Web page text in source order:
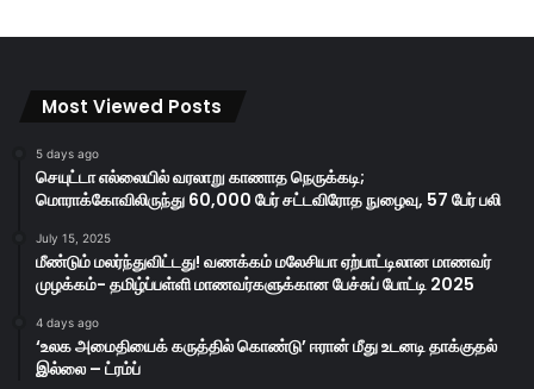
Most Viewed Posts
5 days ago
செயுட்டா எல்லையில் வரலாறு காணாத நெருக்கடி;
மொராக்கோவிலிருந்து 60,000 பேர் சட்டவிரோத நுழைவு, 57 பேர் பலி
July 15, 2025
மீண்டும் மலர்ந்துவிட்டது! வணக்கம் மலேசியா ஏற்பாட்டிலான மாணவர்
முழக்கம்- தமிழ்ப்பள்ளி மாணவர்களுக்கான பேச்சுப் போட்டி 2025
4 days ago
‘உலக அமைதியைக் கருத்தில் கொண்டு’ ஈரான் மீது உடனடி தாக்குதல்
இல்லை – ட்ரம்ப்